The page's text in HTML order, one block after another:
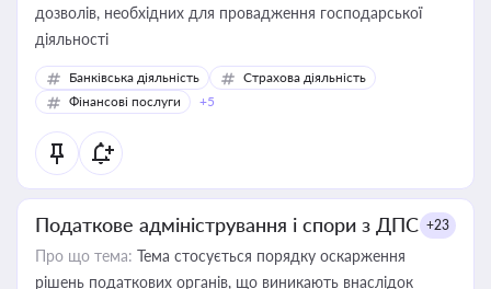
дозволів, необхідних для провадження господарської
діяльності
Банківська діяльність
Страхова діяльність
Фінансові послуги
+5
Податкове адміністрування і спори з ДПС +23
Про що тема: Тема стосується порядку оскарження
рішень податкових органів, що виникають внаслідок